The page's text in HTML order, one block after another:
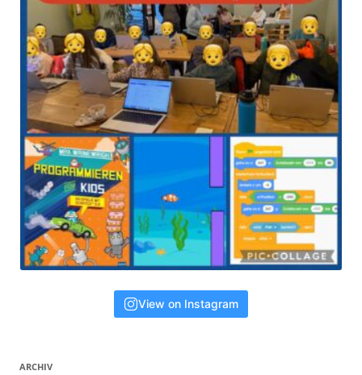
View on Instagram
ARCHIV